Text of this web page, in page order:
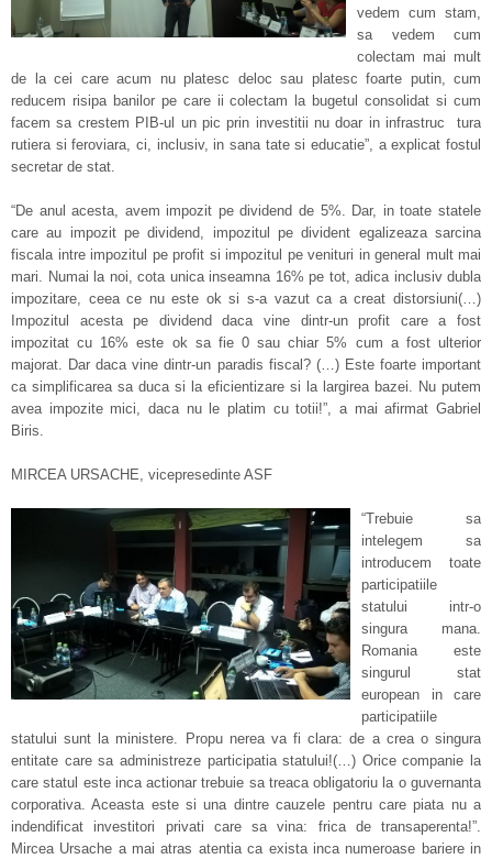
vedem cum stam,
sa vedem cum
colectam mai mult
de la cei care acum nu platesc deloc sau platesc foarte putin, cum
reducem risipa banilor pe care ii colectam la bugetul consolidat si cum
facem sa crestem PIB-ul un pic prin investitii nu doar in infrastruc tura
rutiera si feroviara, ci, inclusiv, in sana tate si educatie”, a explicat fostul
secretar de stat.
“De anul acesta, avem impozit pe dividend de 5%. Dar, in toate statele
care au impozit pe dividend, impozitul pe divident egalizeaza sarcina
fiscala intre impozitul pe profit si impozitul pe venituri in general mult mai
mari. Numai la noi, cota unica inseamna 16% pe tot, adica inclusiv dubla
impozitare, ceea ce nu este ok si s-a vazut ca a creat distorsiuni(…)
Impozitul acesta pe dividend daca vine dintr-un profit care a fost
impozitat cu 16% este ok sa fie 0 sau chiar 5% cum a fost ulterior
majorat. Dar daca vine dintr-un paradis fiscal? (…) Este foarte important
ca simplificarea sa duca si la eficientizare si la largirea bazei. Nu putem
avea impozite mici, daca nu le platim cu totii!”, a mai afirmat Gabriel
Biris.
MIRCEA URSACHE, vicepresedinte ASF
“Trebuie sa
intelegem sa
introducem toate
participatiile
statului intr-o
singura mana.
Romania este
singurul stat
european in care
participatiile
statului sunt la ministere. Propu nerea va fi clara: de a crea o singura
entitate care sa administreze participatia statului!(…) Orice companie la
care statul este inca actionar trebuie sa treaca obligatoriu la o guvernanta
corporativa. Aceasta este si una dintre cauzele pentru care piata nu a
indendificat investitori privati care sa vina: frica de transaperenta!”.
Mircea Ursache a mai atras atentia ca exista inca numeroase bariere in